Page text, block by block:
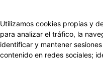
Utilizamos cookies propias y
para analizar el tráfico, la
identificar y mantener
contenido en redes sociales;